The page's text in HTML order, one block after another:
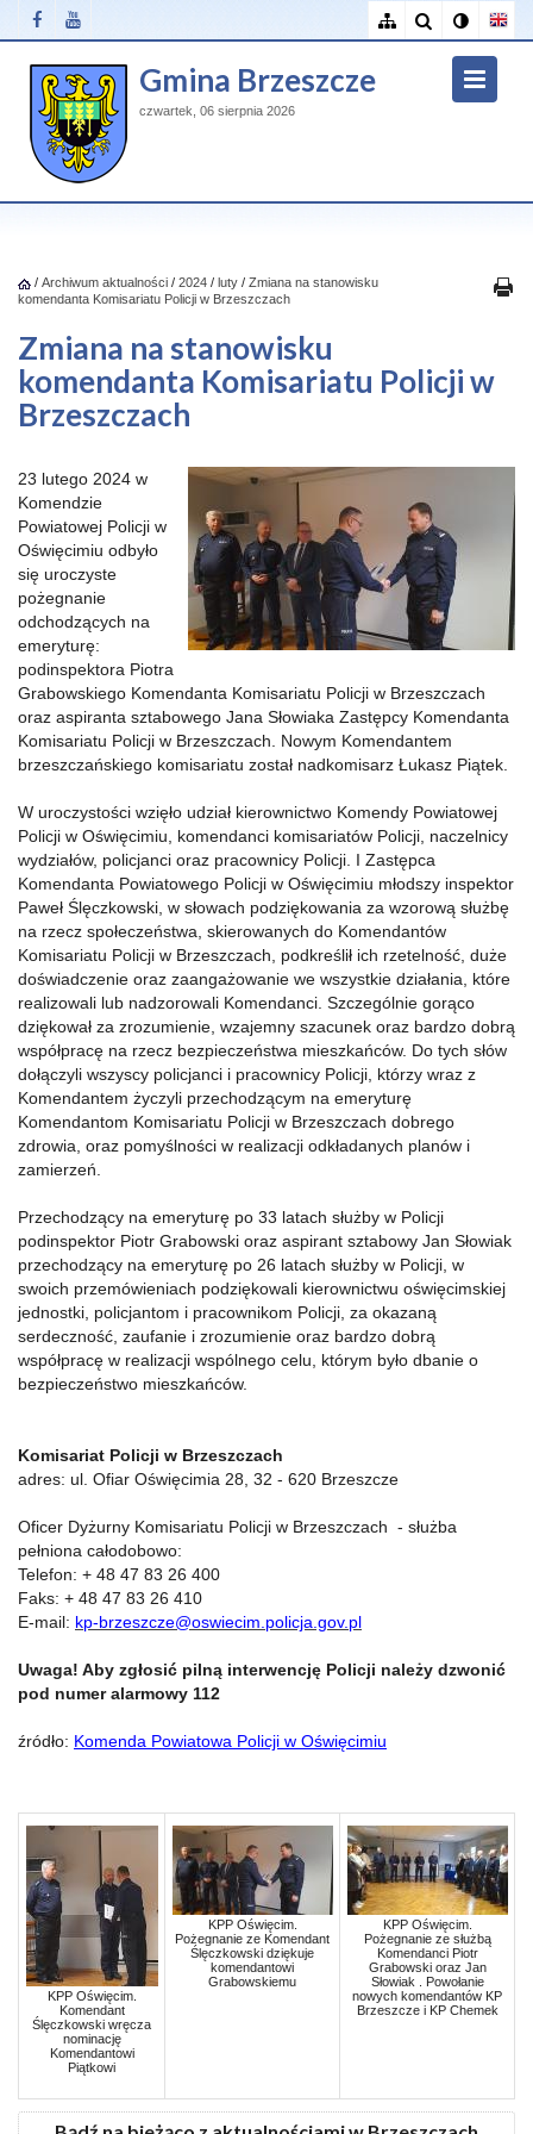
Gmina Brzeszcze
czwartek, 06 sierpnia 2026
/ Archiwum aktualności / 2024 / luty / Zmiana na stanowisku
komendanta Komisariatu Policji w Brzeszczach
Zmiana na stanowisku
komendanta Komisariatu Policji w
Brzeszczach
23 lutego 2024 w
Komendzie
Powiatowej Policji w
Oświęcimiu odbyło
się uroczyste
pożegnanie
odchodzących na
emeryturę:
podinspektora Piotra
Grabowskiego Komendanta Komisariatu Policji w Brzeszczach
oraz aspiranta sztabowego Jana Słowiaka Zastępcy Komendanta
Komisariatu Policji w Brzeszczach. Nowym Komendantem
brzeszczańskiego komisariatu został nadkomisarz Łukasz Piątek.
W uroczystości wzięło udział kierownictwo Komendy Powiatowej
Policji w Oświęcimiu, komendanci komisariatów Policji, naczelnicy
wydziałów, policjanci oraz pracownicy Policji. I Zastępca
Komendanta Powiatowego Policji w Oświęcimiu młodszy inspektor
Paweł Ślęczkowski, w słowach podziękowania za wzorową służbę
na rzecz społeczeństwa, skierowanych do Komendantów
Komisariatu Policji w Brzeszczach, podkreślił ich rzetelność, duże
doświadczenie oraz zaangażowanie we wszystkie działania, które
realizowali lub nadzorowali Komendanci. Szczególnie gorąco
dziękował za zrozumienie, wzajemny szacunek oraz bardzo dobrą
współpracę na rzecz bezpieczeństwa mieszkańców. Do tych słów
dołączyli wszyscy policjanci i pracownicy Policji, którzy wraz z
Komendantem życzyli przechodzącym na emeryturę
Komendantom Komisariatu Policji w Brzeszczach dobrego
zdrowia, oraz pomyślności w realizacji odkładanych planów i
zamierzeń.
Przechodzący na emeryturę po 33 latach służby w Policji
podinspektor Piotr Grabowski oraz aspirant sztabowy Jan Słowiak
przechodzący na emeryturę po 26 latach służby w Policji, w
swoich przemówieniach podziękowali kierownictwu oświęcimskiej
jednostki, policjantom i pracownikom Policji, za okazaną
serdeczność, zaufanie i zrozumienie oraz bardzo dobrą
współpracę w realizacji wspólnego celu, którym było dbanie o
bezpieczeństwo mieszkańców.
Komisariat Policji w Brzeszczach
adres: ul. Ofiar Oświęcimia 28, 32 - 620 Brzeszcze
Oficer Dyżurny Komisariatu Policji w Brzeszczach - służba
pełniona całodobowo:
Telefon: + 48 47 83 26 400
Faks: + 48 47 83 26 410
E-mail: kp-brzeszcze@oswiecim.policja.gov.pl
Uwaga! Aby zgłosić pilną interwencję Policji należy dzwonić
pod numer alarmowy 112
źródło: Komenda Powiatowa Policji w Oświęcimiu
KPP Oświęcim.
Komendant
Ślęczkowski wręcza
nominację
Komendantowi
Piątkowi
KPP Oświęcim.
Pożegnanie ze Komendant
Ślęczkowski dziękuje
komendantowi
Grabowskiemu
KPP Oświęcim.
Pożegnanie ze służbą
Komendanci Piotr
Grabowski oraz Jan
Słowiak . Powołanie
nowych komendantów KP
Brzeszcze i KP Chemek